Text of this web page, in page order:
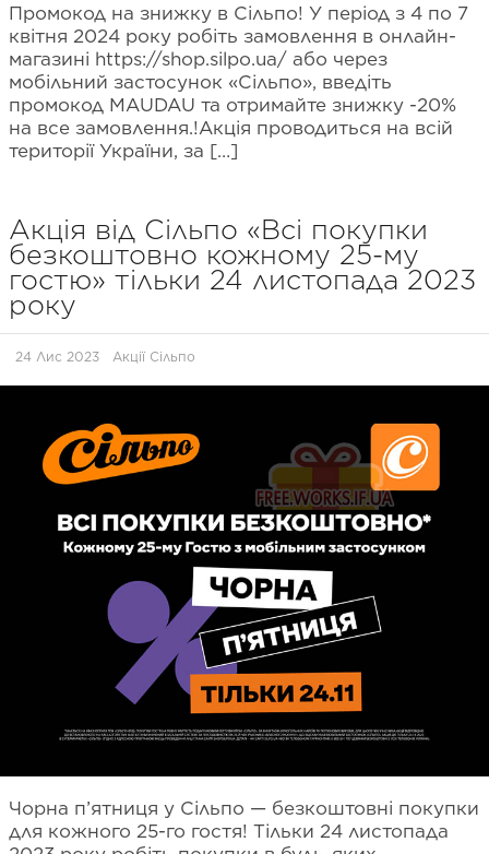
Промокод на знижку в Сільпо! У період з 4 по 7
квітня 2024 року робіть замовлення в онлайн-
магазині https://shop.silpo.ua/ або через
мобільний застосунок «Сільпо», введіть
промокод MAUDAU та отримайте знижку -20%
на все замовлення.!Акція проводиться на всій
території України, за […]
Акція від Сільпо «Всі покупки
безкоштовно кожному 25-му
гостю» тільки 24 листопада 2023
року
24 Лис 2023 Акції Сільпо
Чорна п’ятниця у Сільпо — безкоштовні покупки
для кожного 25-го гостя! Тільки 24 листопада